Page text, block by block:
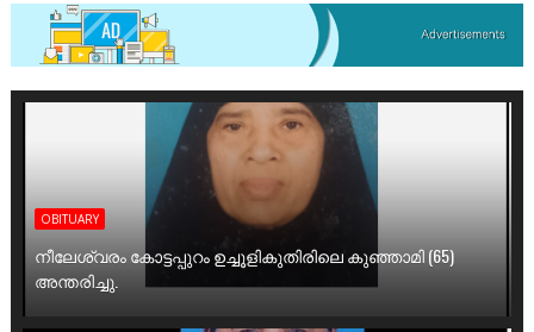
OBITUARY
നീലേശ്വരം കോട്ടപ്പുറം ഉച്ചൂളികുതിരിലെ കുഞ്ഞാമി (65)
അന്തരിച്ചു.